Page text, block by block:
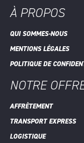
À PROPOS
QUI SOMMES-NOUS
MENTIONS LÉGALES
POLITIQUE DE
NOTRE
AFFRÈTEMENT
TRANSPORT EXPRESS
LOGISTIQUE